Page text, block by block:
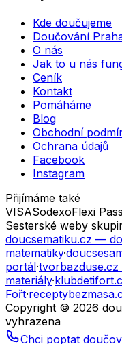
Kde doučujeme
Doučování
O nás
Jak to u nás
Ceník
Kontakt
Pomáháme
Blog
Obchodní
Ochrana údajů
Facebook
Instagram
Přijímáme také
VISASodexoFlexi Pass
Sesterské weby
doucsematiku.cz —
matematiky·
portál·tvorbazduse.cz
materiály·
Fořt·
Copyright © 2026
vyhrazena
Chci poptat